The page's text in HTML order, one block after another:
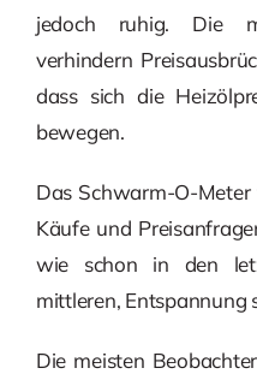
jedoch ruhig. Die
verhindern
dass sich die
bewegen.
Das Schwarm-O-
Käufe und
wie schon in den
mittleren, Entspannung
Die meisten